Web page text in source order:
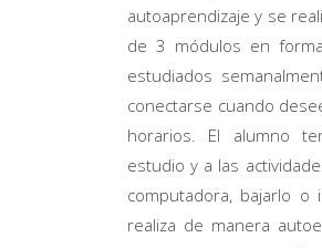
autoaprendizaje y se
de 3 módulos en
estudiados
conectarse cuando
horarios. El alumno
estudio y a las
computadora, bajarlo o
realiza de manera